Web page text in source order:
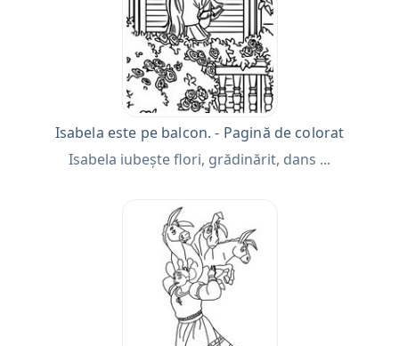
Isabela este pe balcon. - Pagină de colorat
Isabela iubește flori, grădinărit, dans ...